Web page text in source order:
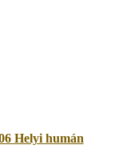
Helyi humán